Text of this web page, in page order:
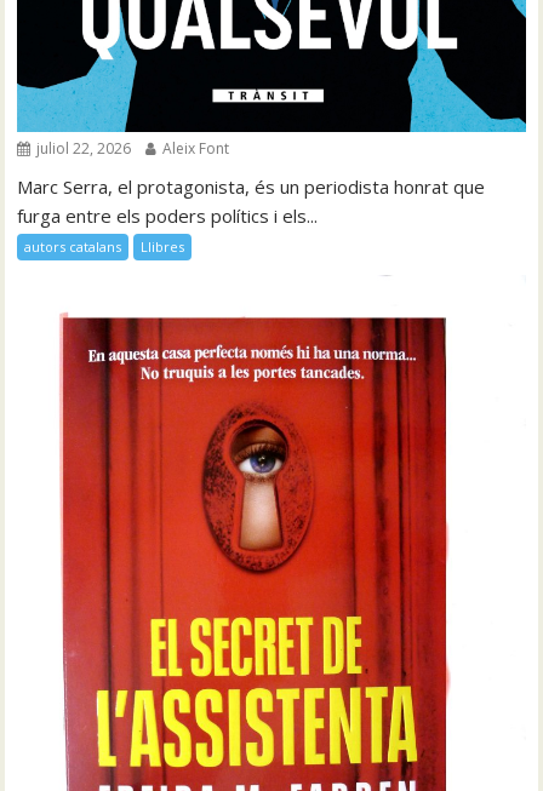
juliol 22, 2026 Aleix Font
Marc Serra, el protagonista, és un periodista honrat que
furga entre els poders polítics i els...
autors catalans Llibres